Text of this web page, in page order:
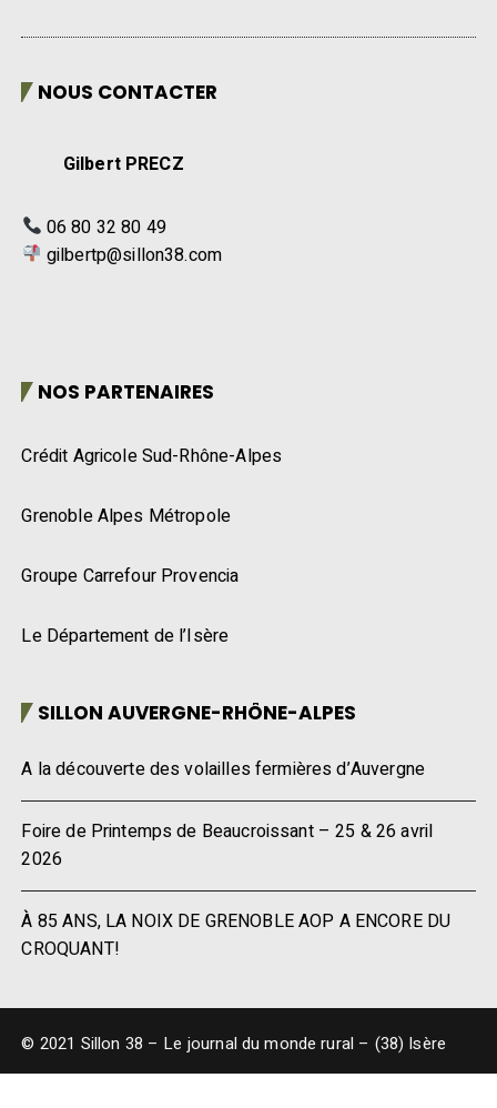
NOUS CONTACTER
Gilbert PRECZ
06 80 32 80 49
gilbertp@sillon38.com
NOS PARTENAIRES
Crédit Agricole Sud-Rhône-Alpes
Grenoble Alpes Métropole
Groupe Carrefour Provencia
Le Département de l’Isère
SILLON AUVERGNE-RHÔNE-ALPES
A la découverte des volailles fermières d’Auvergne
Foire de Printemps de Beaucroissant – 25 & 26 avril
2026
À 85 ANS, LA NOIX DE GRENOBLE AOP A ENCORE DU
CROQUANT!
© 2021 Sillon 38 – Le journal du monde rural – (38) Isère